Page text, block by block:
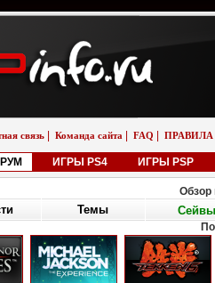
связь Команда сайта FAQ ПРАВИЛА
ИГРЫ PS4 ИГРЫ PSP
Обзор
Темы Сейвы